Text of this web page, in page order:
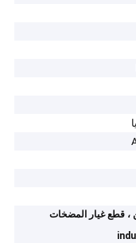
، قطع غيار المضخات